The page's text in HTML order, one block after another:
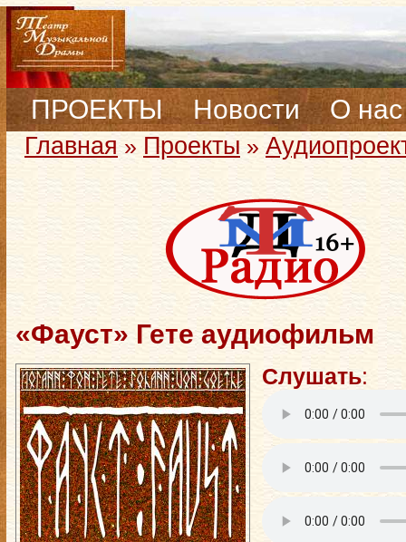
ПРОЕКТЫ Новости О нас
Главная» Проекты »
«Фауст» Гете аудиофильм
Слушать: